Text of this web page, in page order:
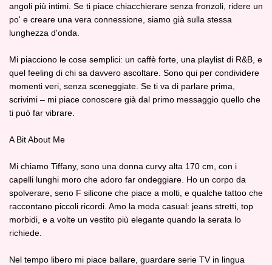
angoli più intimi. Se ti piace chiacchierare senza fronzoli, ridere un
po' e creare una vera connessione, siamo già sulla stessa
lunghezza d'onda.
Mi piacciono le cose semplici: un caffè forte, una playlist di R&B, e
quel feeling di chi sa davvero ascoltare. Sono qui per condividere
momenti veri, senza sceneggiate. Se ti va di parlare prima,
scrivimi – mi piace conoscere già dal primo messaggio quello che
ti può far vibrare.
A Bit About Me
Mi chiamo Tiffany, sono una donna curvy alta 170 cm, con i
capelli lunghi moro che adoro far ondeggiare. Ho un corpo da
spolverare, seno F silicone che piace a molti, e qualche tattoo che
raccontano piccoli ricordi. Amo la moda casual: jeans stretti, top
morbidi, e a volte un vestito più elegante quando la serata lo
richiede.
Nel tempo libero mi piace ballare, guardare serie TV in lingua